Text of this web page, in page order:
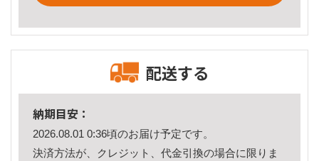
配送する
納期目安：
2026.08.01 0:36頃のお届け予定です。
決済方法が、クレジット、代金引換の場合に限りま